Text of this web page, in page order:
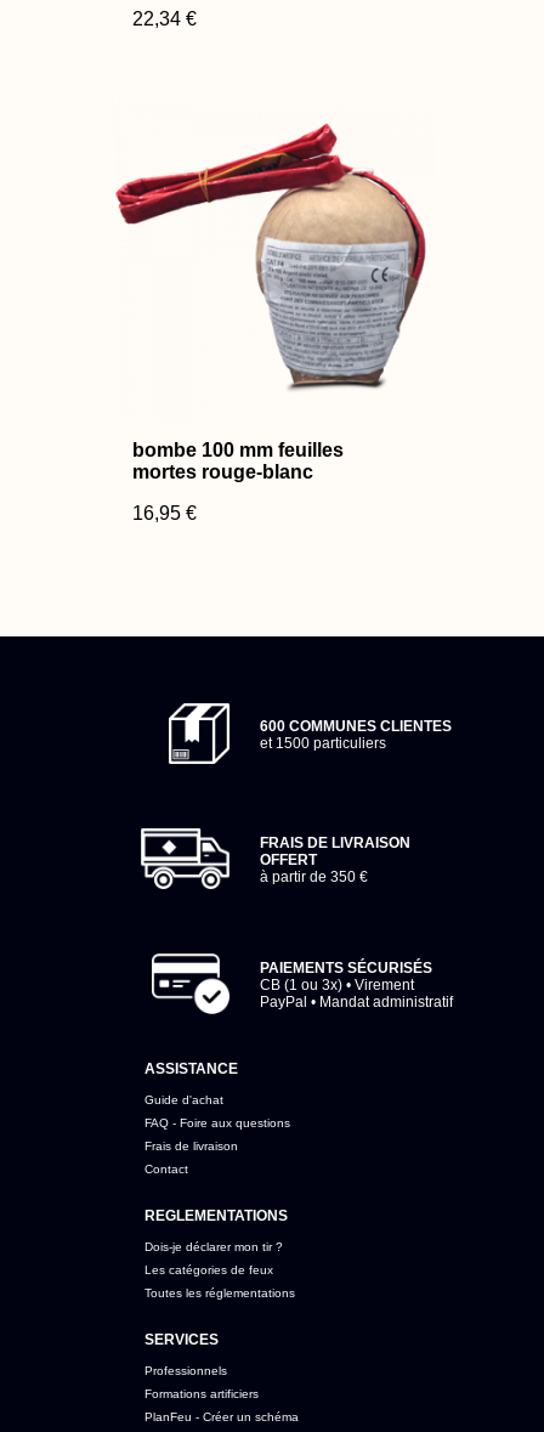
22,34 €
bombe 100 mm feuilles
mortes rouge-blanc
16,95 €
600 COMMUNES CLIENTES
et 1500 particuliers
FRAIS DE LIVRAISON
OFFERT
à partir de 350 €
PAIEMENTS SÉCURISÉS
CB (1 ou 3x) • Virement
PayPal • Mandat administratif
ASSISTANCE
Guide d'achat
FAQ - Foire aux questions
Frais de livraison
Contact
REGLEMENTATIONS
Dois-je déclarer mon tir ?
Les catégories de feux
Toutes les réglementations
SERVICES
Professionnels
Formations artificiers
PlanFeu - Créer un schéma